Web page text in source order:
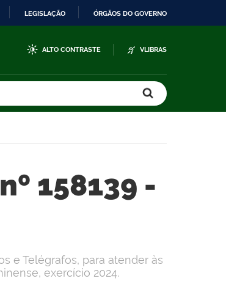
LEGISLAÇÃO ÓRGÃOS DO GOVERNO
ALTO CONTRASTE VLIBRAS
158139 -
e Telégrafos, para atender às
exercício 2024.